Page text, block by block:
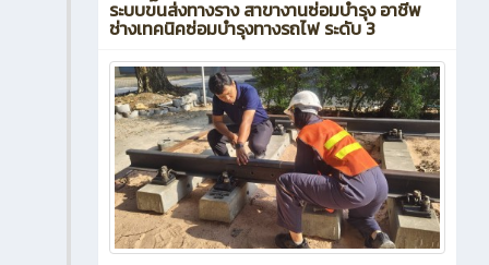
ระบบขนส่งทางราง สาขางานซ่อมบำรุง อาชีพ
ช่างเทคนิคซ่อมบำรุงทางรถไฟ ระดับ 3